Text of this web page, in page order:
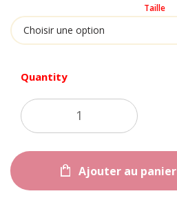
àTaille
Quantity
Ajouter au panier